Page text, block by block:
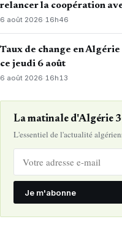
relancer la coopération
6 août 2026·16h46
Taux de change en
ce jeudi 6 août
6 août 2026· 16h13
La matinale d'Algérie
L'essentiel de l'actualité
Je m'abonne